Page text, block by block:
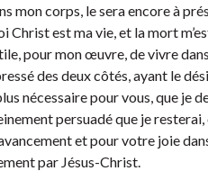
mon corps, le sera encore à
Christ est ma vie, et la mort
pour mon œuvre, de vivre
des deux côtés, ayant le
nécessaire pour vous, que je
persuadé que je
et pour votre joie
par Jésus-Christ.